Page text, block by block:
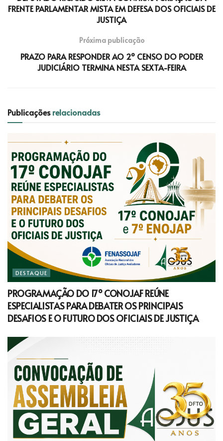
FRENTE PARLAMENTAR MISTA EM DEFESA DOS OFICIAIS DE
JUSTIÇA
Próxima publicação
PRAZO PARA RESPONDER AO 2º CENSO DO PODER
JUDICIÁRIO TERMINA NESTA SEXTA-FEIRA
Publicaçõesrelacionadas
DESTAQUE
PROGRAMAÇÃO DO 17º CONOJAF REÚNE
ESPECIALISTAS PARA DEBATER OS PRINCIPAIS
DESAFIOS E O FUTURO DOS OFICIAIS DE JUSTIÇA